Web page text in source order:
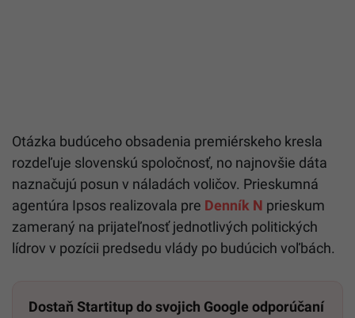
Otázka budúceho obsadenia premiérskeho kresla
rozdeľuje slovenskú spoločnosť, no najnovšie dáta
naznačujú posun v náladách voličov. Prieskumná
agentúra Ipsos realizovala pre Denník N prieskum
zameraný na prijateľnosť jednotlivých politických
lídrov v pozícii predsedu vlády po budúcich voľbách.
Dostaň Startitup do svojich Google odporúčaní